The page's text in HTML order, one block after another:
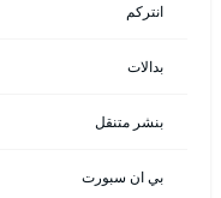
انتركم
بدالات
بنشر متنقل
بي ان سبورت